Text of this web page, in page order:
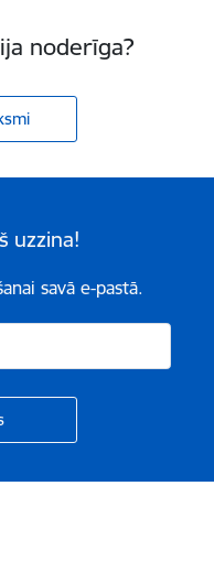
noderīga?
uzzina!
savā e-pastā.